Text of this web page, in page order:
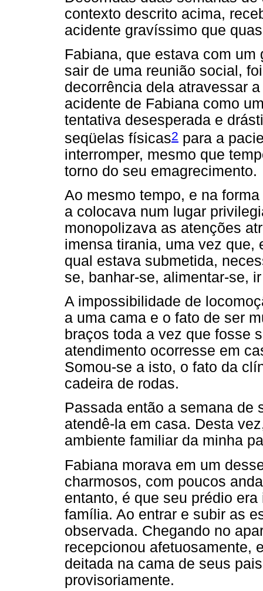
contexto descrito acima,
acidente gravíssimo que
Fabiana, que estava com
sair de uma reunião social,
decorrência dela atravessar
acidente de Fabiana como
tentativa desesperada e
seqüelas físicas2 para a
interromper, mesmo que
torno do seu emagrecimento.
Ao mesmo tempo, e na
a colocava num lugar
monopolizava as atenções
imensa tirania, uma vez que,
qual estava submetida,
se, banhar-se, alimentar-se,
A impossibilidade de
a uma cama e o fato de ser
braços toda a vez que fosse
atendimento ocorresse em
Somou-se a isto, o fato da
cadeira de rodas.
Passada então a semana de
atendê-la em casa. Desta
ambiente familiar da minha
Fabiana morava em um
charmosos, com poucos
entanto, é que seu prédio
família. Ao entrar e subir as
observada. Chegando no
recepcionou afetuosamente,
deitada na cama de seus
provisoriamente.